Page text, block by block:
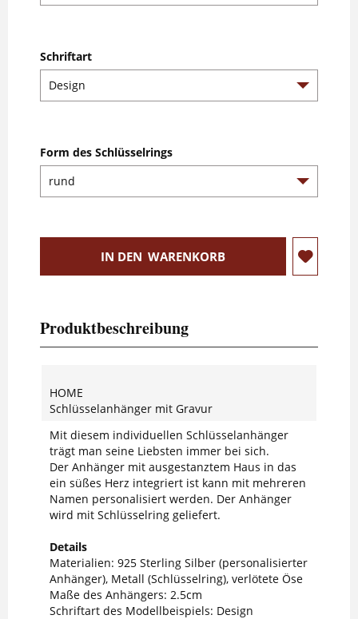
Schriftart
Form des Schlüsselrings
IN DEN WARENKORB
Produktbeschreibung
HOME
Schlüsselanhänger mit Gravur
Mit diesem individuellen Schlüsselanhänger
trägt man seine Liebsten immer bei sich.
Der Anhänger mit ausgestanztem Haus in das
ein süßes Herz integriert ist kann mit mehreren
Namen personalisiert werden. Der Anhänger
wird mit Schlüsselring geliefert.
Details
Materialien: 925 Sterling Silber (personalisierter
Anhänger), Metall (Schlüsselring), verlötete Öse
Maße des Anhängers: 2.5cm
Schriftart des Modellbeispiels: Design